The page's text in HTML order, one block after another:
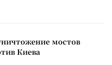
мостов
Киева